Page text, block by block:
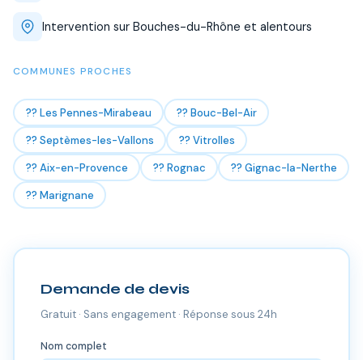
Intervention sur Bouches-du-Rhône et alentours
COMMUNES PROCHES
?? Les Pennes-Mirabeau
?? Bouc-Bel-Air
?? Septèmes-les-Vallons
?? Vitrolles
?? Aix-en-Provence
?? Rognac
?? Gignac-la-Nerthe
?? Marignane
Demande de devis
Gratuit · Sans engagement · Réponse sous 24h
Nom complet